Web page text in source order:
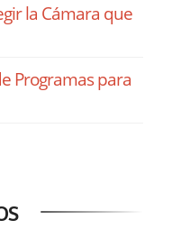
la Cámara que
Programas para